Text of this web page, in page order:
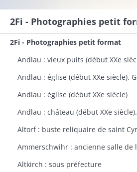
2Fi - Photographies petit
2Fi - Photographies petit format
Andlau : vieux puits (début XXe
Andlau : église (début XXe siècle).
Andlau : église (début XXe siècle)
Andlau : château (début XXe
Ammerschwihr : ancienne salle de
Altkirch : sous préfecture